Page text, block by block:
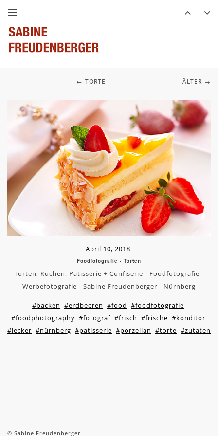
ÄLTER
TORTE
April 10, 2018
Foodfotografie - Torten
Torten, Kuchen, Patisserie + Confiserie - Foodfotografie -
Werbefotografie - Sabine Freudenberger - Nürnberg
#backen #erdbeeren #food #foodfotografie
#foodphotography #fotograf #frisch #frische #konditor
#lecker #nürnberg #patisserie #porzellan #torte #zutaten
© Sabine Freudenberger